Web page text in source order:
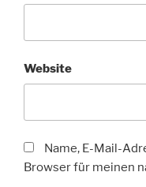
Website
Name, E-Mail-
Browser für meinen